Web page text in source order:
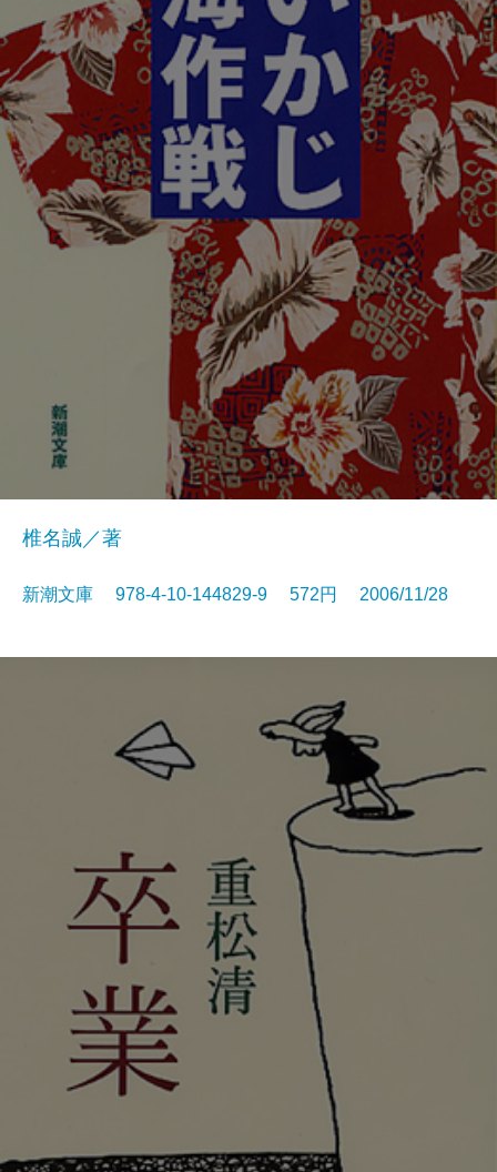
椎名誠／著
新潮文庫 978-4-10-144829-9 572円 2006/11/28